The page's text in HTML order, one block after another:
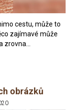
cestu, může to
zajímavé může
zrovna…
obrázků